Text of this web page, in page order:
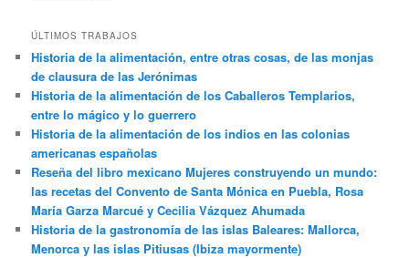
ÚLTIMOS TRABAJOS
Historia de la alimentación, entre otras cosas, de las monjas
de clausura de las Jerónimas
Historia de la alimentación de los Caballeros Templarios,
entre lo mágico y lo guerrero
Historia de la alimentación de los indios en las colonias
americanas españolas
Reseña del libro mexicano Mujeres construyendo un mundo:
las recetas del Convento de Santa Mónica en Puebla, Rosa
María Garza Marcué y Cecilia Vázquez Ahumada
Historia de la gastronomía de las islas Baleares: Mallorca,
Menorca y las islas Pitiusas (Ibiza mayormente)